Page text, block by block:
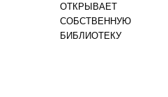
ОТКРЫВАЕТ
СОБСТВЕННУЮ
БИБЛИОТЕКУ